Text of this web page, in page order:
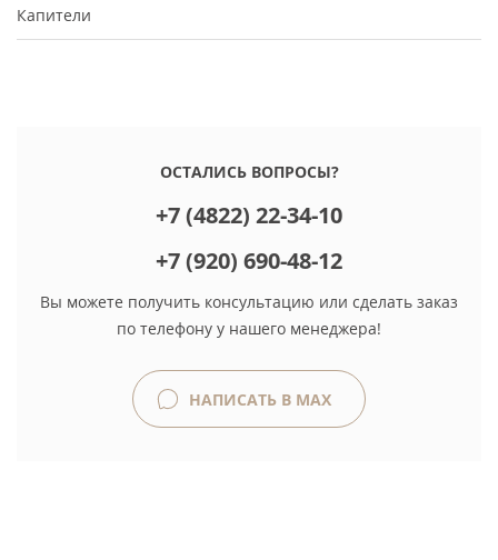
Капители
ОСТАЛИСЬ ВОПРОСЫ?
+7 (4822) 22-34-10
+7 (920) 690-48-12
Вы можете получить консультацию или сделать заказ
по телефону у нашего менеджера!
НАПИСАТЬ В MAX